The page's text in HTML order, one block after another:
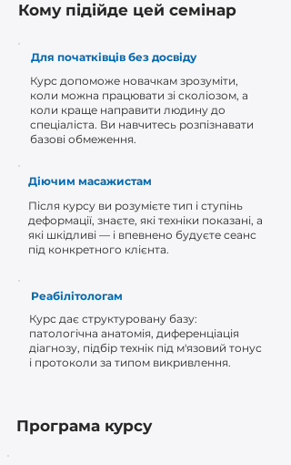
Кому підійде цей семінар
Для початківців без досвіду
Курс допоможе новачкам зрозуміти,
коли можна працювати зі сколіозом, а
коли краще направити людину до
спеціаліста. Ви навчитесь розпізнавати
базові обмеження.
Діючим масажистам
Після курсу ви розумієте тип і ступінь
деформації, знаєте, які техніки показані, а
які шкідливі — і впевнено будуєте сеанс
під конкретного клієнта.
Реабілітологам
Курс дає структуровану базу:
патологічна анатомія, диференціація
діагнозу, підбір технік під м'язовий тонус
і протоколи за типом викривлення.
Програма курсу